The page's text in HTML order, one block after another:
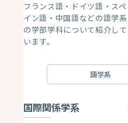
フランス語・ドイツ語・スペ
イン語・中国語などの語学系
の学部学科について紹介して
います。
語学系
国際関係学系